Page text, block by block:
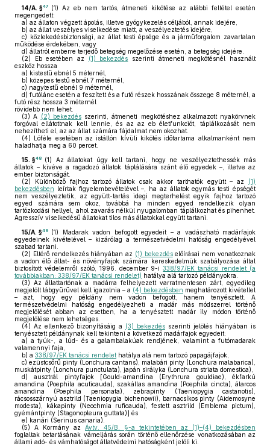
14/A. §47 (1) Az eb nem tartós, átmeneti kikötése az alábbi feltétel esetén
megengedett:
a) az állaton végzett ápolás, illetve gyógykezelés céljából, annak idejére,
b) az állat veszélyes viselkedése miatt, a veszélyeztetés idejére,
c) közlekedésbiztonsági, az állat testi épsége és a járműforgalom zavartalan
működése érdekében, vagy
d) állatról emberre terjedő betegség megelőzése esetén, a betegség idejére.
(2) Eb esetében az (1) bekezdés szerinti átmeneti megkötésnél használt
eszköz hossza
a) kistestű ebnél 5 méternél,
b) közepes testű ebnél 7 méternél,
c) nagytestű ebnél 9 méternél,
d) futólánc esetén a feszített és a futó részek hosszának összege 8 méternél, a
futó rész hossza 3 méternél
rövidebb nem lehet.
(3) A (2) bekezdésszerinti, átmeneti megkötéshez alkalmazott nyakörvnek
forgóval ellátottnak kell lennie, és az az eb életfunkciót, táplálkozását nem
nehezítheti el, az az állat számára fájdalmat nem okozhat.
(4) Lóféle esetében az istállón kívüli kikötés időtartama alkalmanként nem
haladhatja meg a 60 percet.
15. §48 (1)
Az állatokat úgy kell tartani, hogy ne veszélyeztethessék más
állatok – kivéve a ragadozó állatok táplálására szánt élő egyedek –, illetve az
ember biztonságát.
(2) Különböző fajhoz tartozó állatok csak akkor tarthatók együtt – az (1)
bekezdésben leírtak figyelembevételével –, ha az állatok egymás testi épségét
nem veszélyeztetik, az együtt-tartás idegi megterhelést egyik fajhoz tartozó
egyed számára sem okoz, továbbá ha minden egyed rendelkezik olyan
tartózkodási hellyel, ahol zavarás nélkül nyugalomban táplálkozhat és pihenhet.
Agresszív viselkedésű állatokat tilos más állatokkal együtt tartani.
15/A. §49 (1)
Madarak vadon befogott egyedeit – a vadászható madárfajok
egyedeinek kivételével – kizárólag a természetvédelmi hatóság engedélyével
szabad tartani.
(2) Eltérő rendelkezés hiányában az (1) bekezdéselőírásai nem vonatkoznak
a vadon élő állat- és növényfajok számára kereskedelmük szabályozása által
biztosított védelemről szóló, 1996. december 9-i338/97/EK tanácsi rendelet (a
továbbiakban: 338/97/EK tanácsi rendelet) hatálya alá tartozó példányokra.
(3) Az állattartónak a madárra felhelyezett varratmentesen zárt, egyedileg
megjelölt lábgyűrűvel kell igazolnia – a (4) bekezdésben meghatározott kivétellel
– azt, hogy egy példány nem vadon befogott, hanem tenyésztett. A
természetvédelmi hatóság engedélyezheti a madár más módszerrel történő
megjelölését abban az esetben, ha a tenyésztett madár ily módon történő
megjelölése nem lehetséges.
(4) Az ellenkező bizonyításáig a (3) bekezdés szerinti jelölés hiányában is
tenyésztett példánynak kell tekinteni a következő madárfajok egyedeit:
a) a tyúk-, a lúd- és a galambalakúak rendjének, valamint a futómadarak
valamennyi faja,
b) a 338/97/EK tanácsi rendelet hatálya alá nem tartozó papagájfajok,
c) ezüstcsőrű pinty (Lonchura cantans), malabári pinty (Lonchura malabarica),
muskátpinty (Lonchura punctulata), japán sirályka (Lonchura striata domestica),
d) ausztrál pintyfajok [Gould-amandina (Erythrura gouldiae), ékfarkú
amandina (Poephila acuticauda), szakállas amandina (Poephila cincta), álarcos
amandina (Poephila personata), zebrapinty (Taeniopygia castanotis),
rácsosszárnyú asztrild (Taeniopygia bichenowii), barnacsíkos pinty (Aidemosyne
modesta), kákapinty (Neochmia ruficauda), festett asztrild (Emblema pictum),
gyémántpinty (Stagonopleura guttata)] és
e) kanári (Serinus canaria).
(5) A Kormány az Ávtv. 45/B. §-a tekintetében az (1)–(4) bekezdésben
foglaltak betartásának vámeljárás során történő ellenőrzése vonatkozásában az
állami adó- és vámhatóságot állatvédelmi hatóságként jelöli ki.